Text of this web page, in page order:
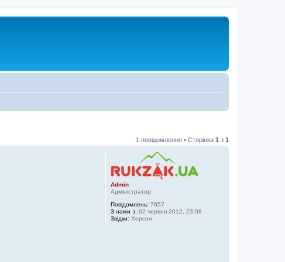
1 повідомлення • Сторінка 1 з 1
Admin
Адміністратор
Повідомлень: 7657
З нами з: 02 червня 2012, 23:08
Звідки: Херсон